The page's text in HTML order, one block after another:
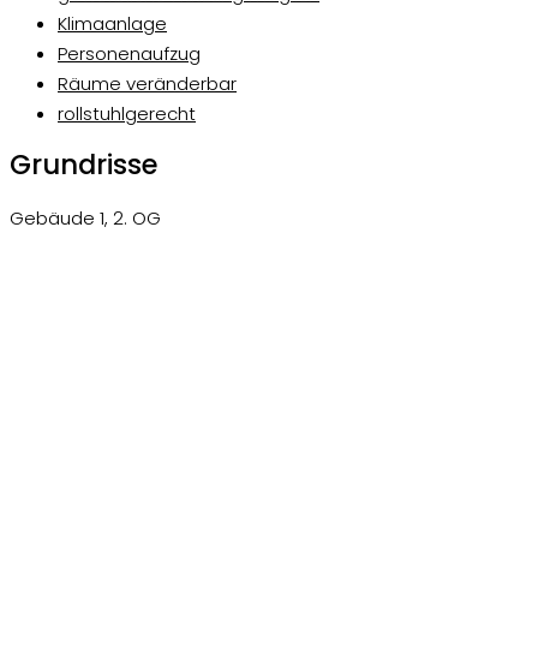
Klimaanlage
Personenaufzug
Räume veränderbar
rollstuhlgerecht
Grundrisse
Gebäude 1, 2. OG